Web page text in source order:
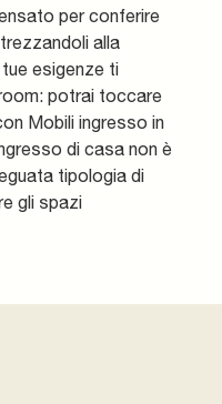
per conferire
alla
esigenze ti
potrai toccare
Mobili ingresso in
di casa non è
tipologia di
gli spazi